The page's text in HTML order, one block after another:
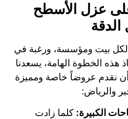
عزل الأسطح
لكل بيت ومؤسسة، ورغبة في
هذه الخطوة الهامة، يسعدنا
نقدم عروضاً خاصة ومميزة
والرياض:
الكبيرة: كلما زادت